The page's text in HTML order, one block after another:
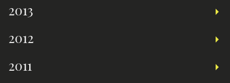
2013
2012
2011